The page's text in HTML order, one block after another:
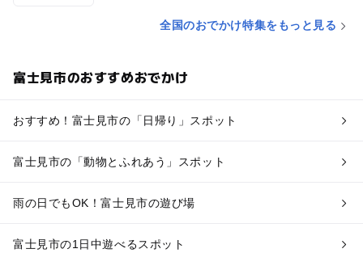
全国のおでかけ特集をもっと見る
富士見市のおすすめおでかけ
おすすめ！富士見市の「日帰り」スポット
富士見市の「動物とふれあう」スポット
雨の日でもOK！富士見市の遊び場
富士見市の1日中遊べるスポット